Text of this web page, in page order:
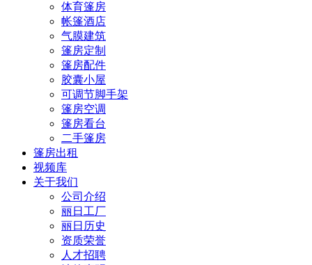
体育篷房
帐篷酒店
气膜建筑
篷房定制
篷房配件
胶囊小屋
可调节脚手架
篷房空调
篷房看台
二手篷房
篷房出租
视频库
关于我们
公司介绍
丽日工厂
丽日历史
资质荣誉
人才招聘